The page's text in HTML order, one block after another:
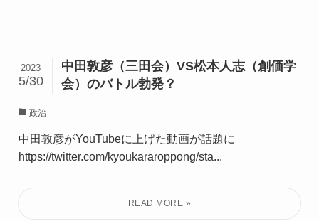
中田敦彦（三田会）VS松本人志（創価学
会）のバトル勃発？
2023
5/30
政治
中田敦彦がYouTubeに上げた動画が話題に
https://twitter.com/kyoukararoppong/sta...